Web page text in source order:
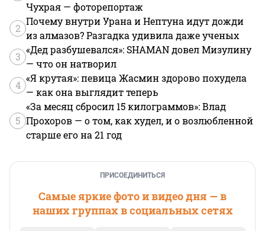
Чухрая — фоторепортаж
2
Почему внутри Урана и Нептуна идут дожди
из алмазов? Разгадка удивила даже ученых
3
«Дед разбушевался»: SHAMAN довел Мизулину
— что он натворил
4
«Я крутая»: певица Жасмин здорово похудела
— как она выглядит теперь
5
«За месяц сбросил 15 килограммов»: Влад
Прохоров — о том, как худел, и о возлюбленной
старше его на 21 год
ПРИСОЕДИНИТЬСЯ
Самые яркие фото и видео дня — в
наших группах в социальных сетях